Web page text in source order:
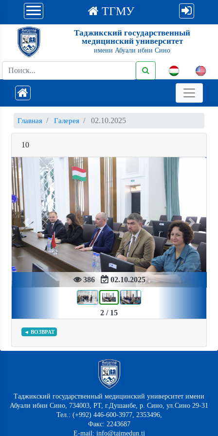
ТГМУ
Таджикский государственный
медицинский университет
имени Абуали ибни Сино
Главная Галерея 02.10.2025
10
386 02.10.2025
Previous Next
2 / 15
◄ ВОЗВРАТ
Таджикский государственный медицинский университет имени
Абуали ибни Сино, 734003, РТ, г.Душанбе, р. Сино, ул.Сино 29-31
Тел.: (+992) 446-600-3977, 2353496,
Факс: 2243687
E-mail: info@tajmedun.tj